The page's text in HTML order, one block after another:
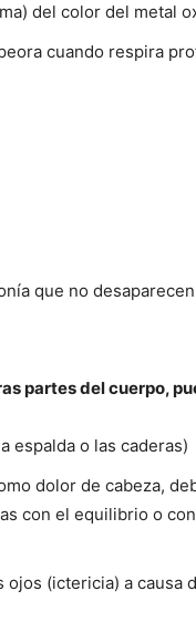
del color del metal
cuando respira
que no
partes del cuerpo,
espalda o las caderas)
dolor de cabeza,
con el equilibrio o
(ictericia) a causa